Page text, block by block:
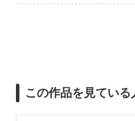
この作品を見ている